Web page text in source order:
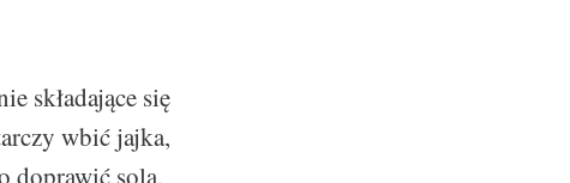
składające się
wbić jajka,
doprawić solą,